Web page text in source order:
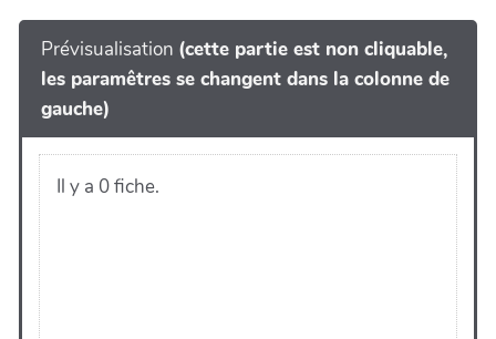
Prévisualisation (cette partie est non cliquable,
les paramêtres se changent dans la colonne de
gauche)